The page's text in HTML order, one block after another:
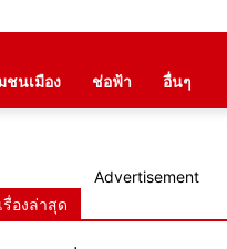
ชนเมือง ช่อฟ้า อื่นๆ
Advertisement
เรื่องล่าสุด